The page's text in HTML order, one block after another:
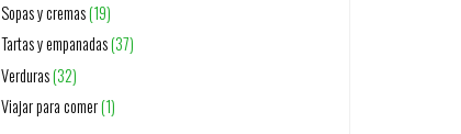
Sopas y cremas(19)
Tartas y empanadas(37)
Verduras(32)
Viajar para comer(1)